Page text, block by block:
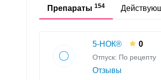
Препараты 154
5-НОК® 0
Отпуск: По рецепту
Отзывы